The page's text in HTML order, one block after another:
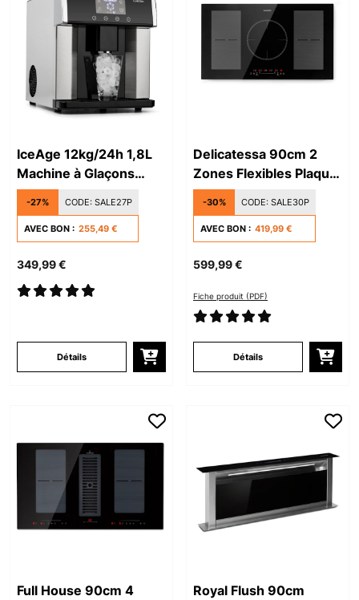
IceAge 12kg/24h 1,8L
Machine à Glaçons
Argent
-27% CODE: SALE27P
AVEC BON : 255,49 €
349,99 €
Détails
Delicatessa 90cm 2
Zones Flexibles Plaque
à Induction 5 Feux Noir
-30% CODE: SALE30P
AVEC BON : 419,99 €
599,99 €
Fiche produit (PDF)
Détails
Full House 90cm 4 Royal Flush 90cm